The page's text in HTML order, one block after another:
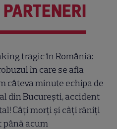
tragic în România:
în care se afla
câteva minute echipa de
din București, accident
Câți morți și câți răniți
până acum